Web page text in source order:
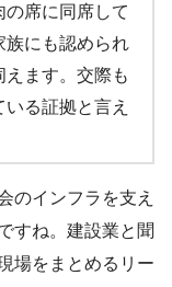
席に同席して
族にも認められ
ます。交際も
る証拠と言え
のインフラを支え
すね。建設業と聞
場をまとめるリー